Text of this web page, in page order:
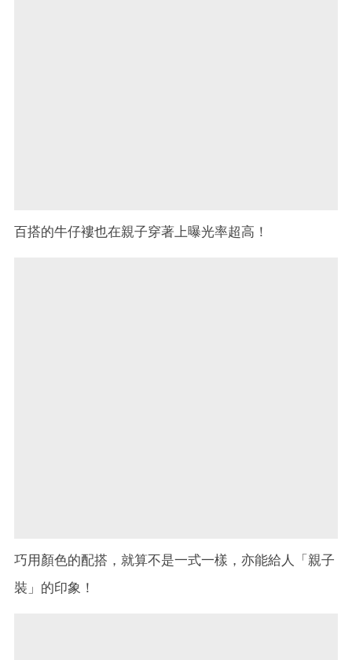
百搭的牛仔褸也在親子穿著上曝光率超高！
巧用顏色的配搭，就算不是一式一樣，亦能給人「親子
裝」的印象！